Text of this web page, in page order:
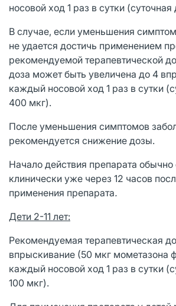
носовой ход 1 раз в сутки (суточная
В случае, если уменьшения
не удается достичь применением
рекомендуемой терапевтической
доза может быть увеличена до 4
каждый носовой ход 1 раз в сутки
400 мкг).
После уменьшения симптомов
рекомендуется снижение дозы.
Начало действия препарата обычно
клинически уже через 12 часов
применения препарата.
Дети 2-11 лет:
Рекомендуемая терапевтическая
впрыскивание (50 мкг мометазона
каждый носовой ход 1 раз в сутки
100 мкг).